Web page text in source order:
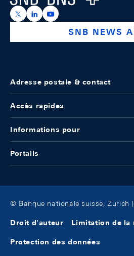
https://x.com/snb_bns
https://ch.linkedin.com/
https://
SNB NEWS
Adresse postale & contact
Accès rapides
Informations pour
Portails
© Banque nationale suisse, Zurich
Droit d'auteur Limitation de la
Protection des données